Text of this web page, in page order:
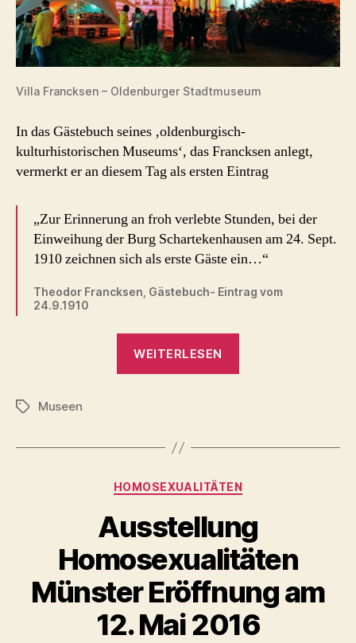
Villa Francksen – Oldenburger Stadtmuseum
In das Gästebuch seines ‚oldenburgisch-
kulturhistorischen Museums‘, das Francksen anlegt,
vermerkt er an diesem Tag als ersten Eintrag
„Zur Erinnerung an froh verlebte Stunden, bei der
Einweihung der Burg Schartekenhausen am 24. Sept.
1910 zeichnen sich als erste Gäste ein…“
Theodor Francksen, Gästebuch- Eintrag vom
24.9.1910
WEITERLESEN
des
Stadtmuseums“
Schlagwörter
Museen
Kategorien
HOMOSEXUALITÄTEN
Ausstellung
Homosexualitäten
Münster Eröffnung am
12. Mai 2016